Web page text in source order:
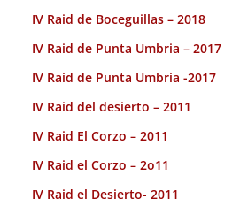
IV Raid de Boceguillas – 2018
IV Raid de Punta Umbria – 2017
IV Raid de Punta Umbria -2017
IV Raid del desierto – 2011
IV Raid El Corzo – 2011
IV Raid el Corzo – 2o11
IV Raid el Desierto- 2011